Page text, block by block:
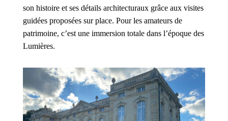
son histoire et ses détails architecturaux grâce aux visites
guidées proposées sur place. Pour les amateurs de
patrimoine, c’est une immersion totale dans l’époque des
Lumières.